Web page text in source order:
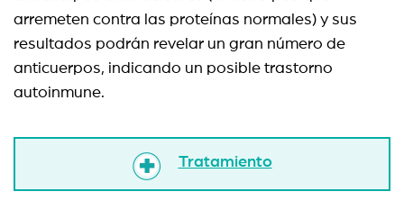
arremeten contra las proteínas normales) y sus
resultados podrán revelar un gran número de
anticuerpos, indicando un posible trastorno
autoinmune.
Tratamiento